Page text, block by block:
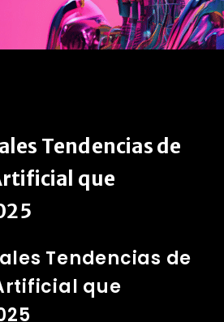
Tendencias de
que
Tendencias de
que